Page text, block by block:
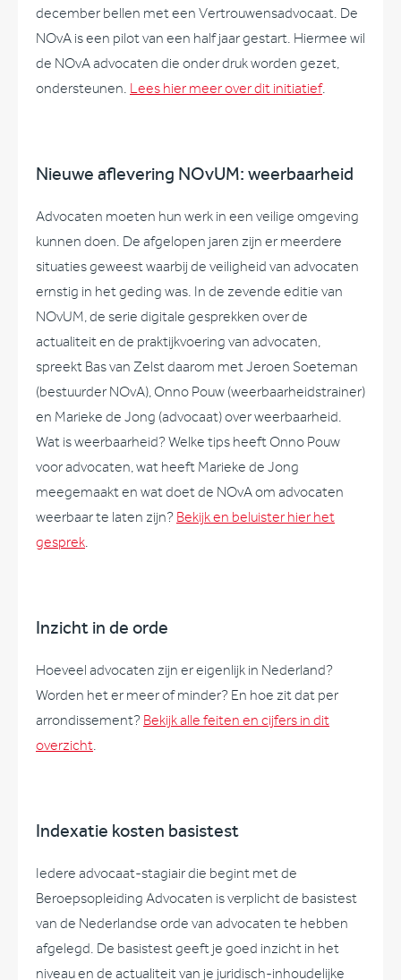
december bellen met een Vertrouwensadvocaat. De
NOvA is een pilot van een half jaar gestart. Hiermee wil
de NOvA advocaten die onder druk worden gezet,
ondersteunen. Lees hier meer over dit initiatief.
Nieuwe aflevering NOvUM: weerbaarheid
Advocaten moeten hun werk in een veilige omgeving
kunnen doen. De afgelopen jaren zijn er meerdere
situaties geweest waarbij de veiligheid van advocaten
ernstig in het geding was. In de zevende editie van
NOvUM, de serie digitale gesprekken over de
actualiteit en de praktijkvoering van advocaten,
spreekt Bas van Zelst daarom met Jeroen Soeteman
(bestuurder NOvA), Onno Pouw (weerbaarheidstrainer)
en Marieke de Jong (advocaat) over weerbaarheid.
Wat is weerbaarheid? Welke tips heeft Onno Pouw
voor advocaten, wat heeft Marieke de Jong
meegemaakt en wat doet de NOvA om advocaten
weerbaar te laten zijn? Bekijk en beluister hier het
gesprek.
Inzicht in de orde
Hoeveel advocaten zijn er eigenlijk in Nederland?
Worden het er meer of minder? En hoe zit dat per
arrondissement? Bekijk alle feiten en cijfers in dit
overzicht.
Indexatie kosten basistest
Iedere advocaat-stagiair die begint met de
Beroepsopleiding Advocaten is verplicht de basistest
van de Nederlandse orde van advocaten te hebben
afgelegd. De basistest geeft je goed inzicht in het
niveau en de actualiteit van je juridisch-inhoudelijke